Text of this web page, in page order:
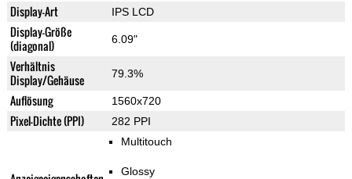
Display-Art IPS LCD
Display-Größe
(diagonal)
6.09"
Verhältnis
Display/Gehäuse
79.3%
Auflösung 1560x720
Pixel-Dichte (PPI) 282 PPI
Multitouch
Glossy